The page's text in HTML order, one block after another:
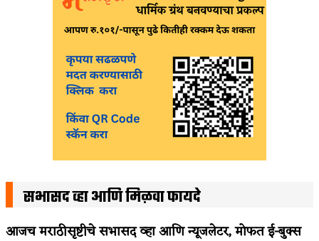
सभासद व्हा आणि मिळवा फायदे
आजच मराठीसृष्टीचे सभासद व्हा आणि न्यूजलेटर, मोफत ई-बुक्स